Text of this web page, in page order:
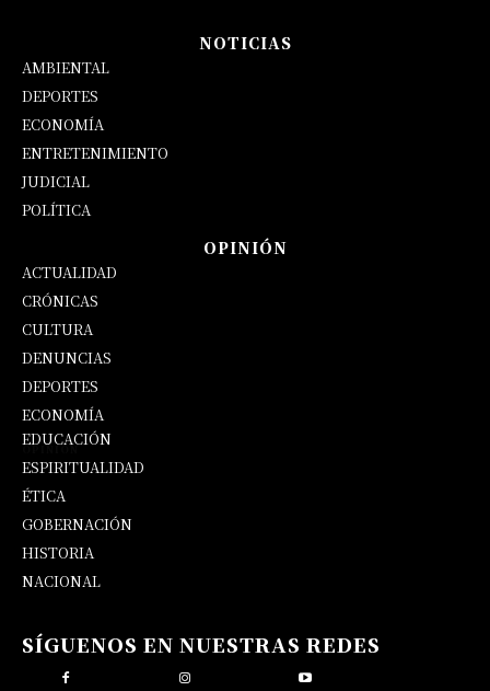
NOTICIAS
AMBIENTAL
DEPORTES
ECONOMÍA
ENTRETENIMIENTO
JUDICIAL
POLÍTICA
OPINIÓN
ACTUALIDAD
CRÓNICAS
CULTURA
DENUNCIAS
DEPORTES
ECONOMÍA
OPINIÓN
EDUCACIÓN
ESPIRITUALIDAD
ÉTICA
GOBERNACIÓN
HISTORIA
NACIONAL
SÍGUENOS EN NUESTRAS REDES